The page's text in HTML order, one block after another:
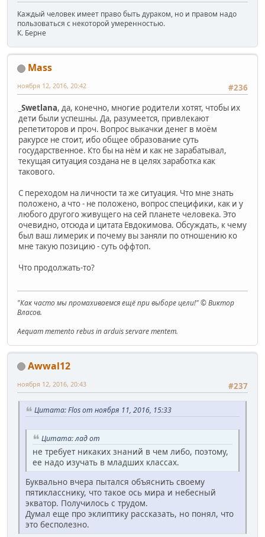
Каждый человек имеет право быть дураком, но и правом надо
пользоваться с некоторой умеренностью.
К. Берне
Mass
#236
ноября 12, 2016, 20:42
_Swetlana, да, конечно, многие родители хотят, чтобы их
дети были успешны. Да, разумеется, привлекают
репетиторов и проч. Вопрос выкачки денег в моём
ракурсе не стоит, ибо общее образование суть
государственное. Кто бы на нём и как не зарабатывал,
текущая ситуация создана не в целях заработка как
такового.
С переходом на личности та же ситуация. Что мне знать
положено, а что - не положено, вопрос специфики, как и у
любого другого живущего на сей планете человека. Это
очевидно, отсюда и цитата Евдокимова. Обсуждать, к чему
был ваш лимерик и почему вы заняли по отношению ко
мне такую позицию - суть оффтоп.
Что продолжать-то?
"Как часто мы промахиваемся ещё при выборе цели!" © Виктор
Власов.
Aequam memento rebus in arduis servare mentem.
Awwal12
#237
ноября 12, 2016, 20:43
Цитата: Flos от ноября 11, 2016, 15:33
Цитата: лад от
не требует никаких знаний в чем либо, поэтому,
ее надо изучать в младших классах.
Буквально вчера пытался объяснить своему
пятикласснику, что такое ось мира и небесный
экватор. Получилось с трудом.
Думал еще про эклиптику рассказать, но понял, что
это бесполезно.